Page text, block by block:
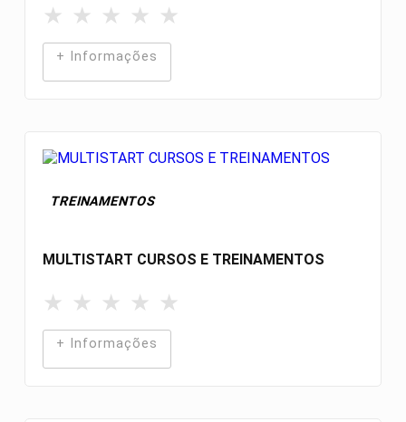
★ ★ ★ ★ ★
+ Informações
TREINAMENTOS
MULTISTART CURSOS E TREINAMENTOS
★ ★ ★ ★ ★
+ Informações